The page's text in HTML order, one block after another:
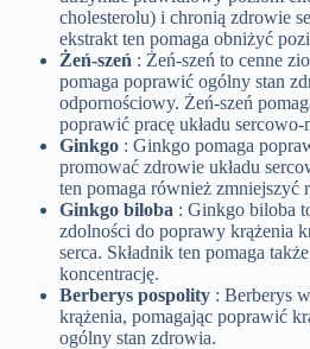
cholesterolu) i chronią zdrowie
ekstrakt ten pomaga obniżyć
Żeń-szeń : Żeń-szeń to cenne
pomaga poprawić ogólny stan
odpornościowy. Żeń-szeń
poprawić pracę układu
Ginkgo : Ginkgo pomaga
promować zdrowie układu
ten pomaga również
Ginkgo biloba : Ginkgo biloba
zdolności do poprawy krążenia
serca. Składnik ten pomaga
koncentrację.
Berberys pospolity : Berberys
krążenia, pomagając poprawić
ogólny stan zdrowia.